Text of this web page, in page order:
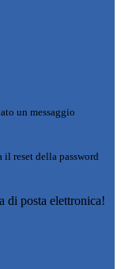
un messaggio
il reset della password
di posta elettronica!